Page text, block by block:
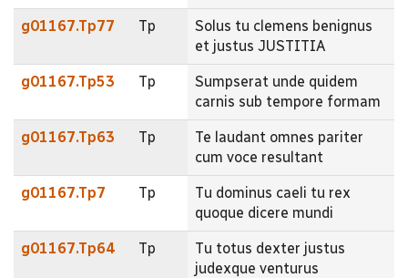
g01167.Tp77 Tp
Solus tu clemens benignus
et justus JUSTITIA
g01167.Tp53 Tp
Sumpserat unde quidem
carnis sub tempore formam
g01167.Tp63 Tp
Te laudant omnes pariter
cum voce resultant
g01167.Tp7 Tp
Tu dominus caeli tu rex
quoque dicere mundi
g01167.Tp64 Tp
Tu totus dexter justus
judexque venturus